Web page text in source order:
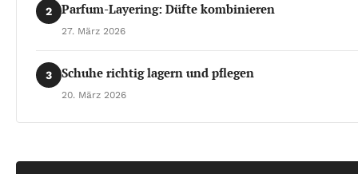
2 Parfum-Layering: Düfte kombinieren
27. März 2026
3 Schuhe richtig lagern und pflegen
20. März 2026